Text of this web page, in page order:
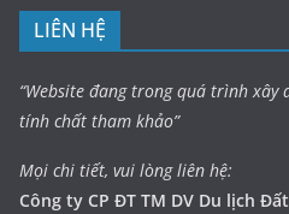
LIÊN HỆ
“Website đang trong quá trình
tính chất tham khảo”
Mọi chi tiết, vui lòng liên hệ:
Công ty CP ĐT TM DV Du lịch